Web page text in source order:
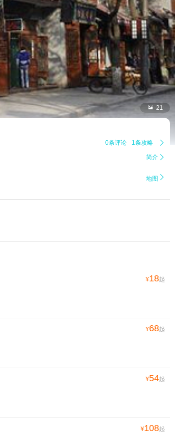
 21
0条评论 1条攻略 
简介 
地图 
¥18起
¥68起
¥54起
¥108起